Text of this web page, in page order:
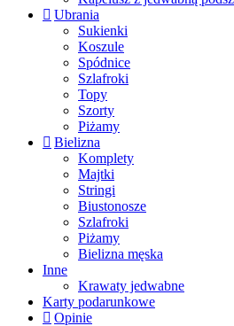
Ubrania
Sukienki
Koszule
Spódnice
Szlafroki
Topy
Szorty
Piżamy
Bielizna
Komplety
Majtki
Stringi
Biustonosze
Szlafroki
Piżamy
Bielizna męska
Inne
Krawaty jedwabne
Karty podarunkowe
Opinie